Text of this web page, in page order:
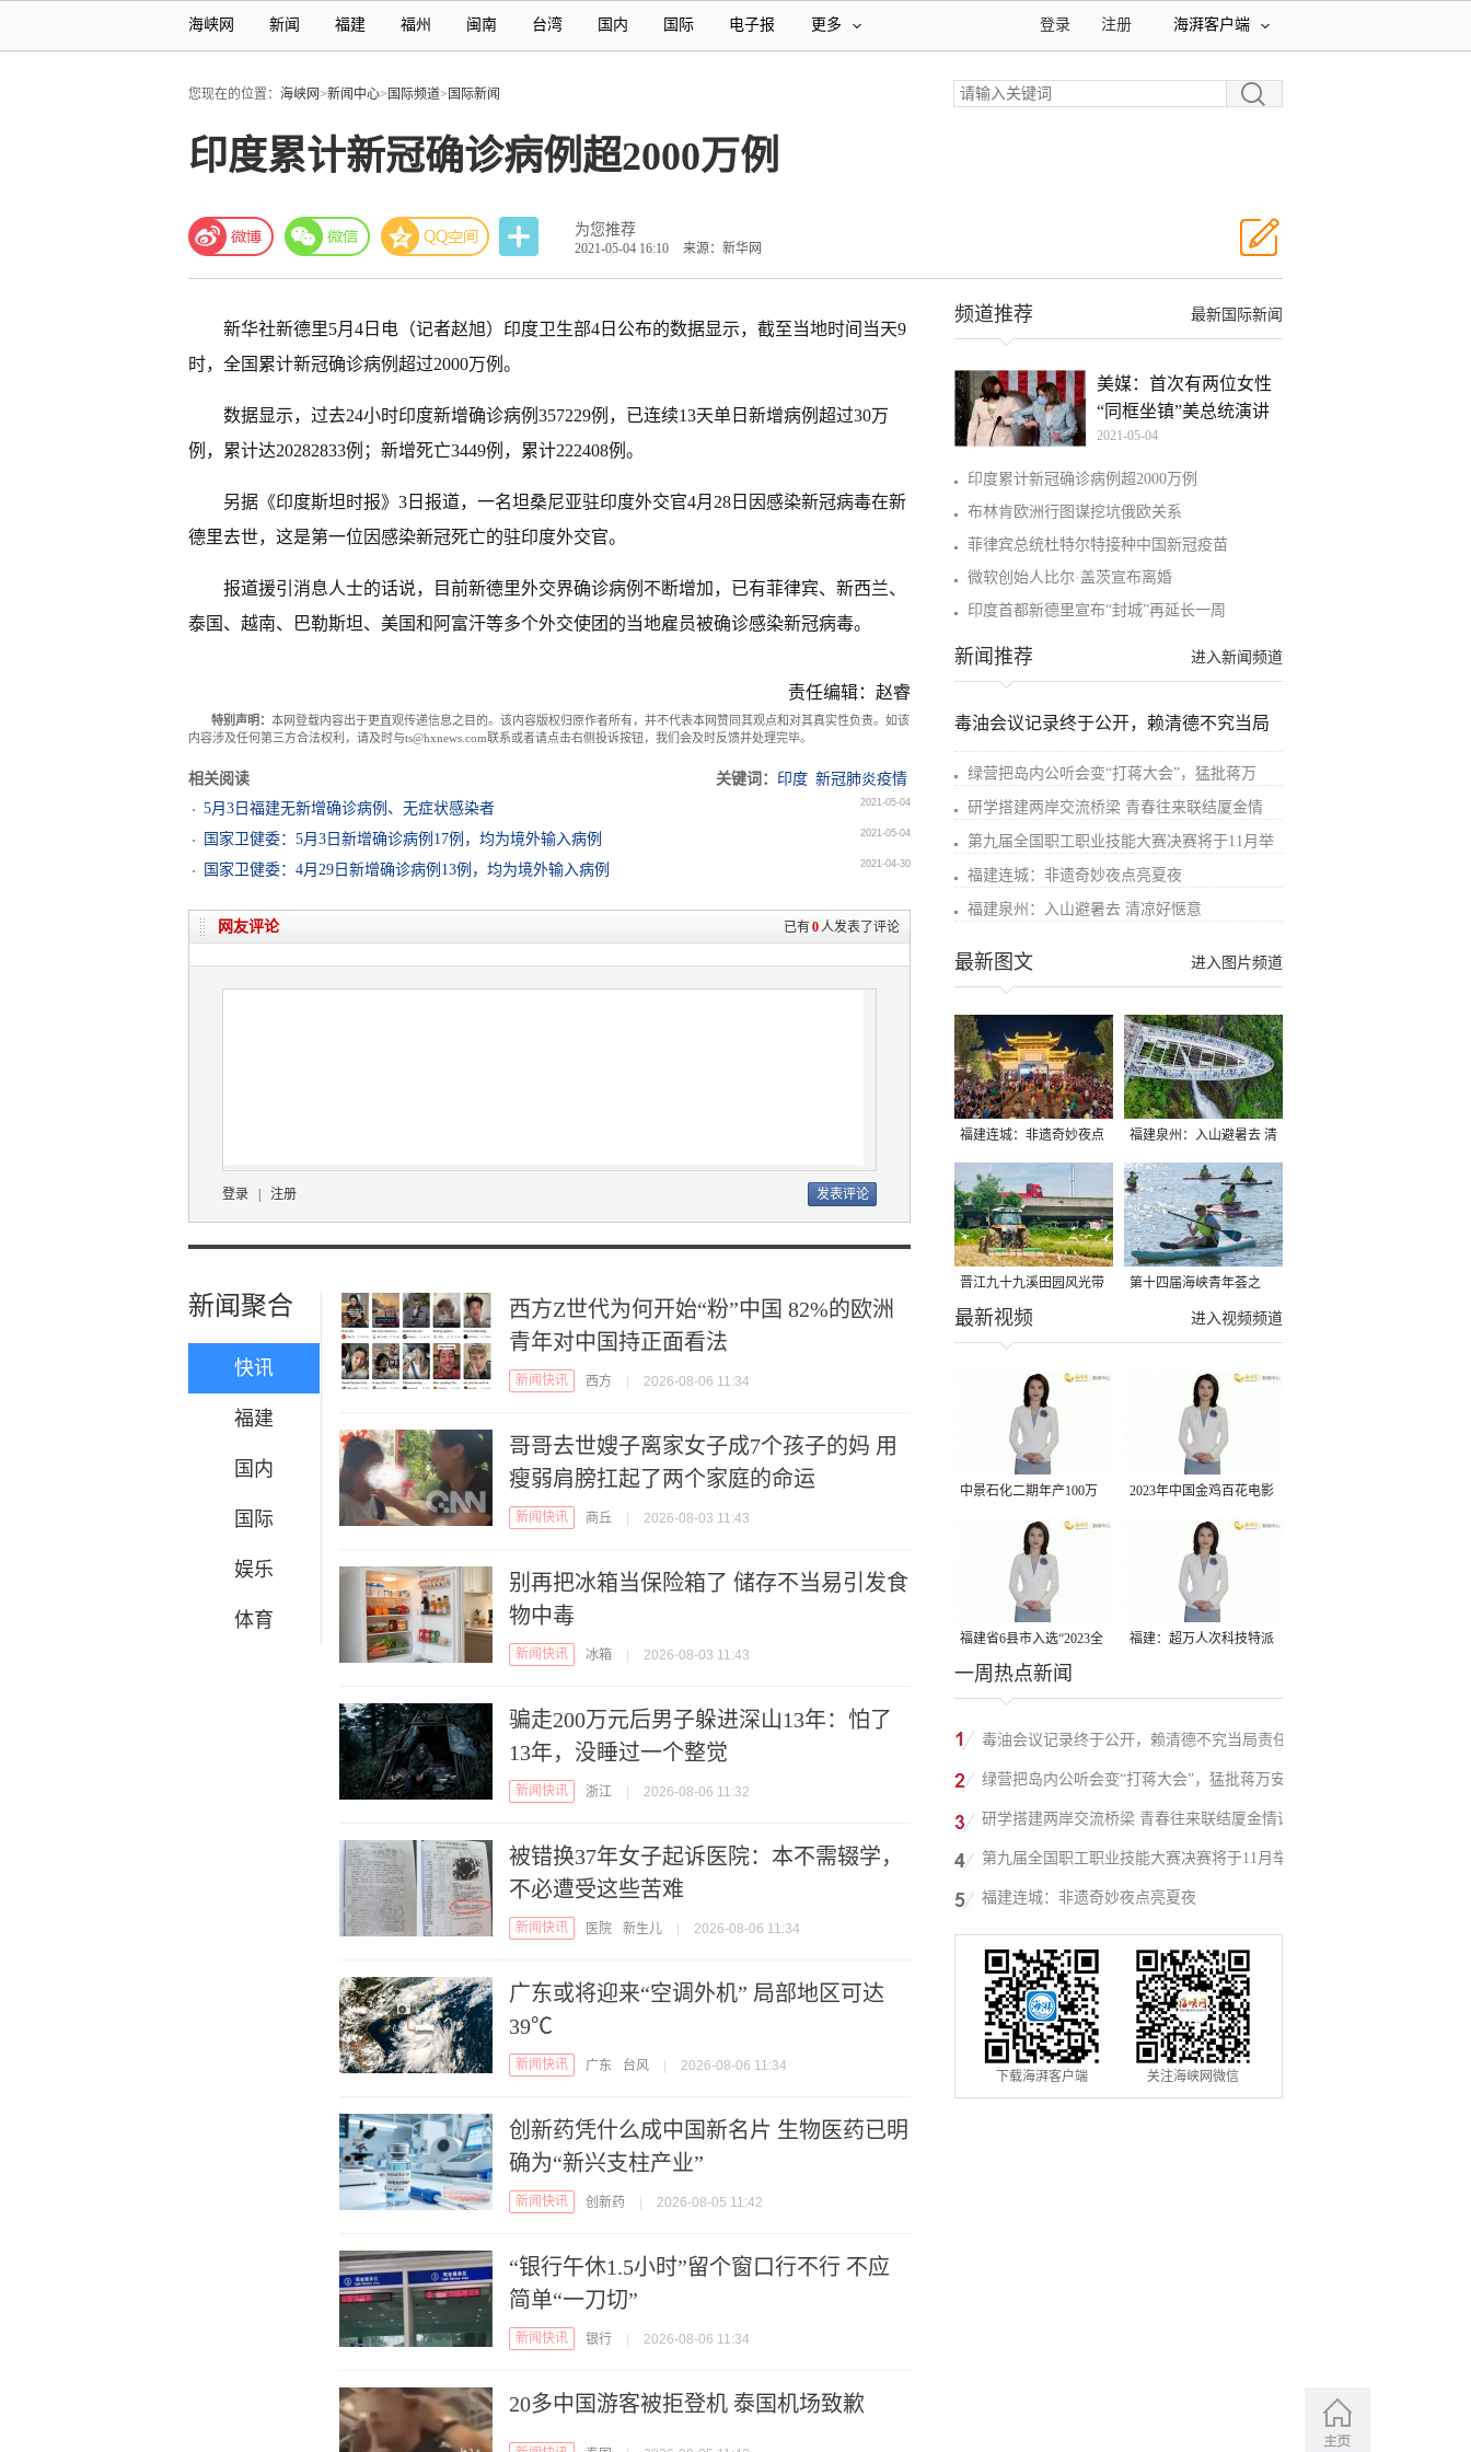
海峡网 新闻 福建 福州 闽南 台湾 国内 国际 电子报 更多 海湃客户端
注册
登录
您现在的位置： 海峡网>新闻中心> 国际频道> 国际新闻
印度累计新冠确诊病例超2000万例
为您推荐
2021-05-04 16:10 来源：新华网
新华社新德里5月4日电（记者赵旭）印度卫生部4日公布的数据显示，截至当地时间当天9
时，全国累计新冠确诊病例超过2000万例。
数据显示，过去24小时印度新增确诊病例357229例，已连续13天单日新增病例超过30万
例，累计达20282833例；新增死亡3449例，累计222408例。
另据《印度斯坦时报》3日报道，一名坦桑尼亚驻印度外交官4月28日因感染新冠病毒在新
德里去世，这是第一位因感染新冠死亡的驻印度外交官。
报道援引消息人士的话说，目前新德里外交界确诊病例不断增加，已有菲律宾、新西兰、
泰国、越南、巴勒斯坦、美国和阿富汗等多个外交使团的当地雇员被确诊感染新冠病毒。
责任编辑：赵睿
特别声明： 本网登载内容出于更直观传递信息之目的。该内容版权归原作者所有，并不代表本网赞同其观点和对其真实性负责。如该
内容涉及任何第三方合法权利，请及时与ts@hxnews.com联系或者请点击右侧投诉按钮，我们会及时反馈并处理完毕。
相关阅读 关键词： 印度 新冠肺炎疫情
5月3日福建无新增确诊病例、无症状感染者
2021-05-04
国家卫健委：5月3日新增确诊病例17例，均为境外输入病例 2021-05-04
国家卫健委：4月29日新增确诊病例13例，均为境外输入病例 2021-04-30
已有0人发表了评论
网友评论
登录 注册
新闻聚合
快讯
福建
国内
国际
娱乐
体育
西方Z世代为何开始“粉”中国 82%的欧洲
青年对中国持正面看法
新闻快讯 西方 2026-08-06 11:34
哥哥去世嫂子离家女子成7个孩子的妈 用
瘦弱肩膀扛起了两个家庭的命运
新闻快讯 商丘 2026-08-03 11:43
别再把冰箱当保险箱了 储存不当易引发食
物中毒
新闻快讯 冰箱 2026-08-03 11:43
骗走200万元后男子躲进深山13年：怕了
13年，没睡过一个整觉
新闻快讯 浙江 2026-08-06 11:32
被错换37年女子起诉医院：本不需辍学，
不必遭受这些苦难
新闻快讯 医院 新生儿 2026-08-06 11:34
广东或将迎来“空调外机” 局部地区可达
39℃
新闻快讯 广东 台风 2026-08-06 11:34
创新药凭什么成中国新名片 生物医药已明
确为“新兴支柱产业”
新闻快讯 创新药 2026-08-05 11:42
“银行午休1.5小时”留个窗口行不行 不应
简单“一刀切”
新闻快讯 银行 2026-08-06 11:34
20多中国游客被拒登机 泰国机场致歉
最新国际新闻
频道推荐
美媒：首次有两位女性
“同框坐镇”美总统演讲
2021-05-04
印度累计新冠确诊病例超2000万例
布林肯欧洲行图谋挖坑俄欧关系
菲律宾总统杜特尔特接种中国新冠疫苗
微软创始人比尔·盖茨宣布离婚
印度首都新德里宣布“封城”再延长一周
进入新闻频道
新闻推荐
毒油会议记录终于公开，赖清德不究当局
绿营把岛内公听会变“打蒋大会”，猛批蒋万
研学搭建两岸交流桥梁 青春往来联结厦金情
第九届全国职工职业技能大赛决赛将于11月举
福建连城：非遗奇妙夜点亮夏夜
福建泉州：入山避暑去 清凉好惬意
进入图片频道
最新图文
福建连城：非遗奇妙夜点
亮夏夜
福建泉州：入山避暑去 清
凉好惬意
晋江九十九溪田园风光带
千亩早稻迎来成熟收割季
第十四届海峡青年荟之
2026榕台青年大学生水上
进入视频频道
最新视频
中景石化二期年产100万
吨丙烷脱氢项目建成中交
2023年中国金鸡百花电影
节有福电影巡展31日启动
福建省6县市入选“2023全
国县域发展潜力百强县”
福建：超万人次科技特派
一周热点新闻
毒油会议记录终于公开，赖清德不究当局责任
反甩锅卢秀燕，蓝营点名责任官员要求撤职下
绿营把岛内公听会变“打蒋大会”，猛批蒋万安
废除监察机构主张，遭蓝营搬出蔡英文、赖清
研学搭建两岸交流桥梁 青春往来联结厦金情谊
第九届全国职工职业技能大赛决赛将于11月举
行
福建连城：非遗奇妙夜点亮夏夜
下载海湃客户端 关注海峡网微信